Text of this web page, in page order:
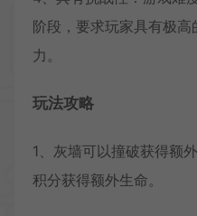
阶段，要求玩家具有极
力。
玩法攻略
1、灰墙可以撞破获得额
积分获得额外生命。